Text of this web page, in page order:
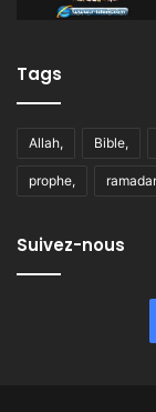
Tags
Allah, Bible,
prophe,
Suivez-nous